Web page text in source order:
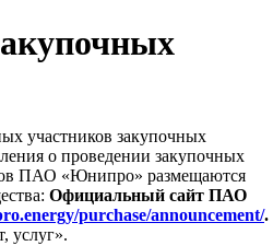
участников закупочных
о проведении закупочных
ПАО «Юнипро» размещаются
Официальный сайт ПАО
purchase/announcement/.
услуг».